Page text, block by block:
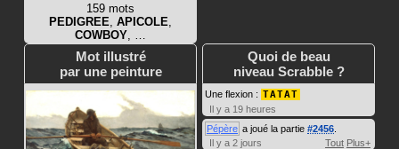
159 mots
PEDIGREE APICOLE
COWBOY
Mot illustré
par une peinture
Quoi de beau
niveau Scrabble ?
Une flexion : TATAT
Il y a 19 heures
Pépère a joué la partie #2456
Il y a 2 jours
Tout Plus+